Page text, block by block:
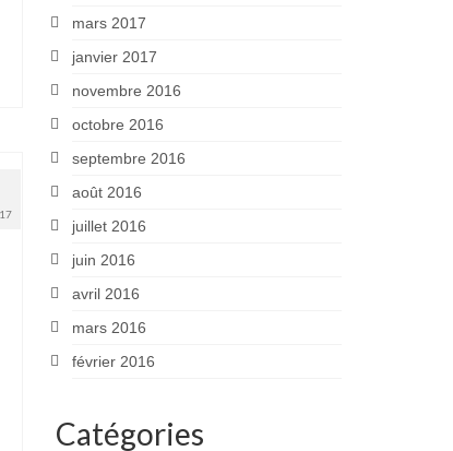
mars 2017
janvier 2017
novembre 2016
octobre 2016
septembre 2016
août 2016
juillet 2016
juin 2016
avril 2016
mars 2016
février 2016
Catégories